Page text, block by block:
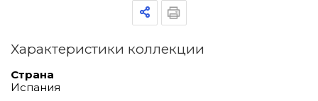
Характеристики коллекции
Страна
Испания